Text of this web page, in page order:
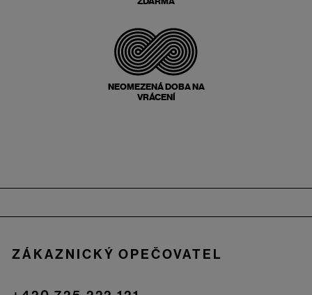
NEOMEZENÁ DOBA NA
VRÁCENÍ
ZÁKAZNICKÝ OPEČOVATEL